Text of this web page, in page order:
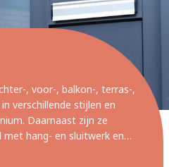
, voor-, balkon-, terras-,
verschillende stijlen en
Daarnaast zijn ze
hang- en sluitwerk en
afwerking door onze